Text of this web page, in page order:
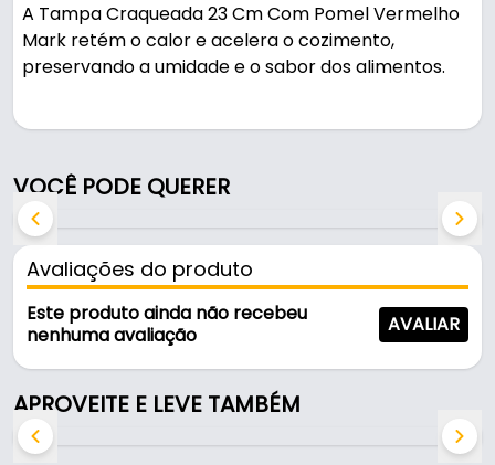
A Tampa Craqueada 23 Cm Com Pomel Vermelho
Mark retém o calor e acelera o cozimento,
preservando a umidade e o sabor dos alimentos.
Fabricada em Alumínio, é resistente e durável no
uso diário.
Características:
- Marca: Mark
- Modelo: Tampa Craqueada
- Material: Alumínio
- Diâmetro interno: 23 cm
- Diâmetro externa: 23,5 cm
VOCÊ PODE QUERER
Avaliações do produto
Este produto ainda não recebeu
nenhuma avaliação
AVALIAR
APROVEITE E LEVE TAMBÉM